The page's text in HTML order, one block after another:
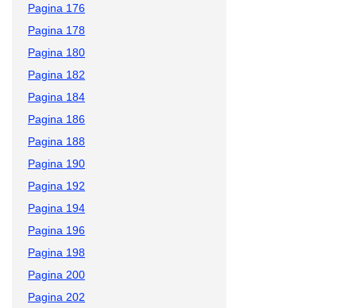
Pagina 176
Pagina 178
Pagina 180
Pagina 182
Pagina 184
Pagina 186
Pagina 188
Pagina 190
Pagina 192
Pagina 194
Pagina 196
Pagina 198
Pagina 200
Pagina 202